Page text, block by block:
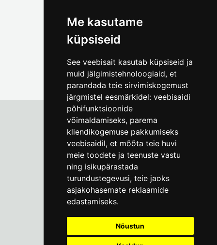
Me kasutame
küpsiseid
See veebisait kasutab küpsiseid ja
muid jälgimistehnoloogiaid, et
parandada teie sirvimiskogemust
järgmistel eesmärkidel: veebisaidi
põhifunktsioonide
võimaldamiseks, parema
kliendikogemuse pakkumiseks
veebisaidil, et mõõta teie huvi
meie toodete ja teenuste vastu
ning isikupärastada
turundustegevusi, teie jaoks
asjakohasemate reklaamide
edastamiseks.
Nõustun
Tallinna Linnamuuseum
Vene 17
E-R kell 9-17(+372) 610 4178
info@linnamuuseum.ee
Küpsisepoliitika